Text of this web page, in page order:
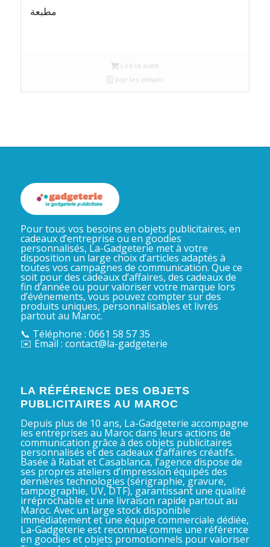
مطبعة
Lire la suite
Voir les détails
Pour tous vos besoins en objets publicitaires, en
cadeaux d’entreprise ou en goodies
personnalisés, La-Gadgeterie met à votre
disposition un large choix d’articles adaptés à
toutes vos campagnes de communication. Que ce
soit pour des cadeaux d’affaires, des cadeaux de
fin d’année ou pour valoriser votre marque lors
d’événements, vous pouvez compter sur des
produits uniques, personnalisables et livrés
partout au Maroc.
📞 Téléphone : 0661 58 57 35
✉️ Email : contact@la-gadgeterie
LA RÉFÉRENCE DES OBJETS
PUBLICITAIRES AU MAROC
Depuis plus de 10 ans, La-Gadgeterie accompagne
les entreprises au Maroc dans leurs actions de
communication grâce à des objets publicitaires
personnalisés et des cadeaux d’affaires créatifs.
Basée à Rabat et Casablanca, l’agence dispose de
ses propres ateliers d’impression équipés des
dernières technologies (sérigraphie, gravure,
tampographie, UV, DTF), garantissant une qualité
irréprochable et une livraison rapide partout au
Maroc. Avec un large stock disponible
immédiatement et une équipe commerciale dédiée,
La-Gadgeterie est reconnue comme une référence
en goodies et objets promotionnels pour valoriser